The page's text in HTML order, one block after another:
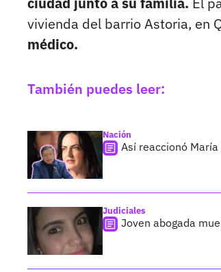
vivienda del barrio Astoria, en
médico.
También puedes leer:
Nación
Así reaccionó
Judiciales
Joven abogada